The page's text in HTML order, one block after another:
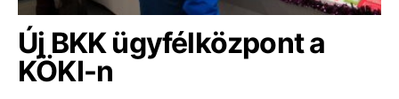
Új BKK ügyfélközpont a
KÖKI-n